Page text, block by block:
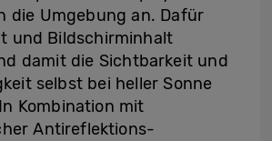
die Umgebung an. Dafür
und Bildschirminhalt
damit die Sichtbarkeit und
selbst bei heller Sonne
Kombination mit
Antireflektions-